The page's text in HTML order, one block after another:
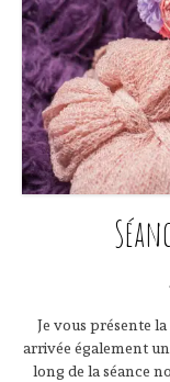
Je vous présente
arrivée également
long de la séance